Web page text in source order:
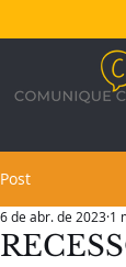
Post
6 de abr. de 2023 1